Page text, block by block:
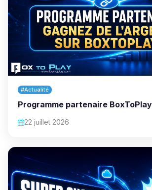
#Actualité
Programme partenaire BoxToPlay
22 juillet 2026